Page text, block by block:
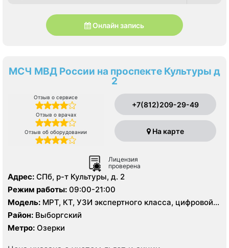
Онлайн запись
МСЧ МВД России на проспекте Культуры д
2
Отзыв о сервисе
Отзыв о врачах
Отзыв об оборудовании
+7(812)209-29-49
На карте
Лицензия
проверена
Адрес: СПб, р-т Культуры, д. 2
Режим работы: 09:00-21:00
Модель: МРТ, КТ, УЗИ экспертного класса, цифровой
рентген
Район: Выборгский
Метро: Озерки